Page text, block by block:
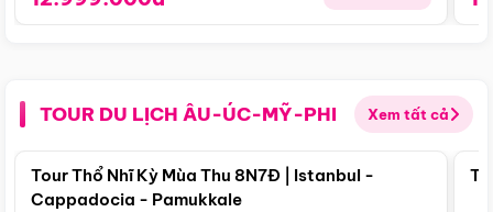
TOUR DU LỊCH ÂU-ÚC-MỸ-PHI Xem tất cả
Điểm nổi bật
Tour Thổ Nhĩ Kỳ Mùa Thu 8N7Đ | Istanbul -
Cappadocia - Pamukkale